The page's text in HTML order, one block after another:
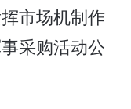
市场机制作
采购活动公